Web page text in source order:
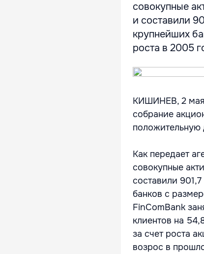
совокупные
и составили
крупнейших
роста в 2005
КИШИНЕВ, 2
собрание
положительную
Как передает
совокупные
составили
банков с
FinComBank
клиентов на
за счет роста
возрос в